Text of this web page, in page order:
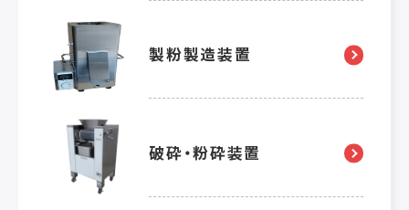
製粉製造装置
破砕・粉砕装置